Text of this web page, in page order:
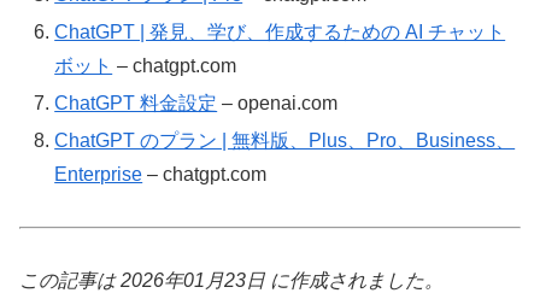
ChatGPT | 発見、学び、作成するための AI チャット
ボット – chatgpt.com
ChatGPT 料金設定 – openai.com
ChatGPT のプラン | 無料版、Plus、Pro、Business、
Enterprise – chatgpt.com
この記事は 2026年01月23日 に作成されました。